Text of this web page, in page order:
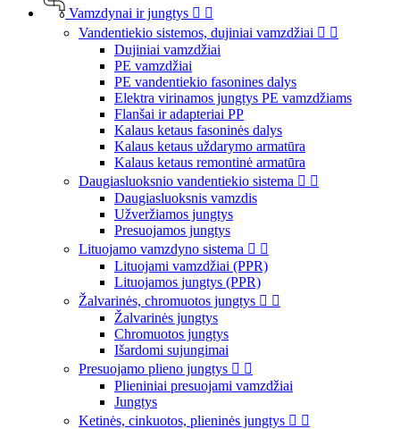
Vamzdynai ir jungtys  
Vandentiekio sistemos, dujiniai vamzdžiai  
Dujiniai vamzdžiai
PE vamzdžiai
PE vandentiekio fasonines dalys
Elektra virinamos jungtys PE vamzdžiams
Flanšai ir adapteriai PP
Kalaus ketaus fasoninės dalys
Kalaus ketaus uždarymo armatūra
Kalaus ketaus remontinė armatūra
Daugiasluoksnio vandentiekio sistema  
Daugiasluoksnis vamzdis
Užveržiamos jungtys
Presuojamos jungtys
Lituojamo vamzdyno sistema  
Lituojami vamzdžiai (PPR)
Lituojamos jungtys (PPR)
Žalvarinės, chromuotos jungtys  
Žalvarinės jungtys
Chromuotos jungtys
Išardomi sujungimai
Presuojamo plieno jungtys  
Plieniniai presuojami vamzdžiai
Jungtys
Ketinės, cinkuotos, plieninės jungtys  